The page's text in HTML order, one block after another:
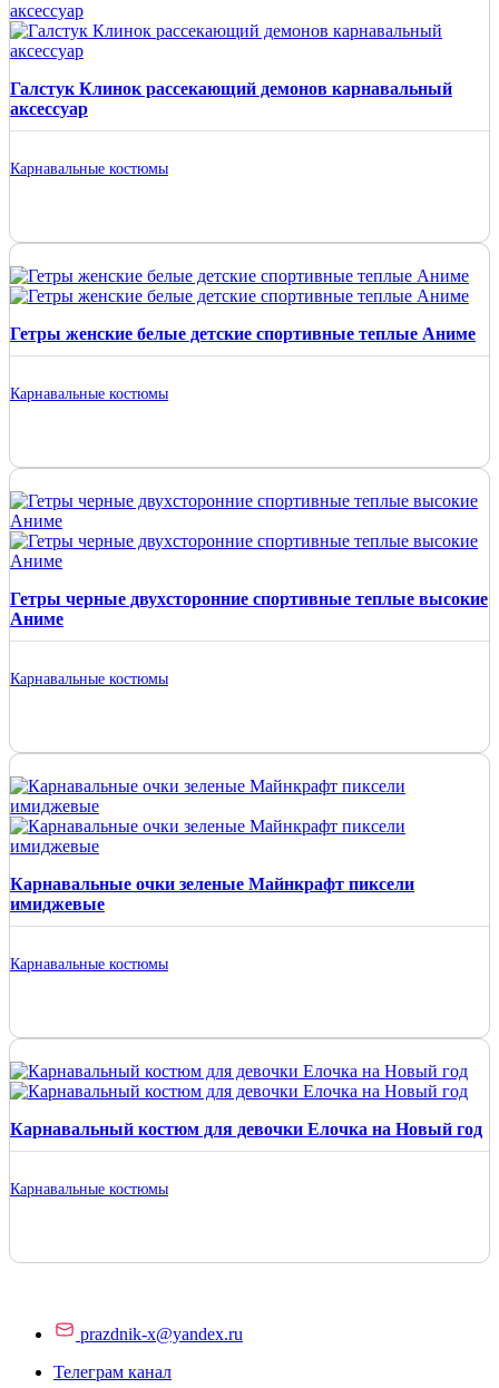
Галстук Клинок рассекающий демонов карнавальный
аксессуар
Карнавальные костюмы
Гетры женские белые детские спортивные теплые Аниме
Карнавальные костюмы
Гетры черные двухсторонние спортивные теплые высокие
Аниме
Карнавальные костюмы
Карнавальные очки зеленые Майнкрафт пиксели
имиджевые
Карнавальные костюмы
Карнавальный костюм для девочки Елочка на Новый год
Карнавальные костюмы
prazdnik-x@yandex.ru
Телеграм канал